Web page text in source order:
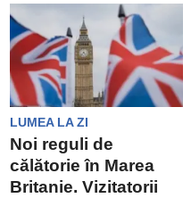
LUMEA LA ZI
Noi reguli de
călătorie în Marea
Britanie. Vizitatorii